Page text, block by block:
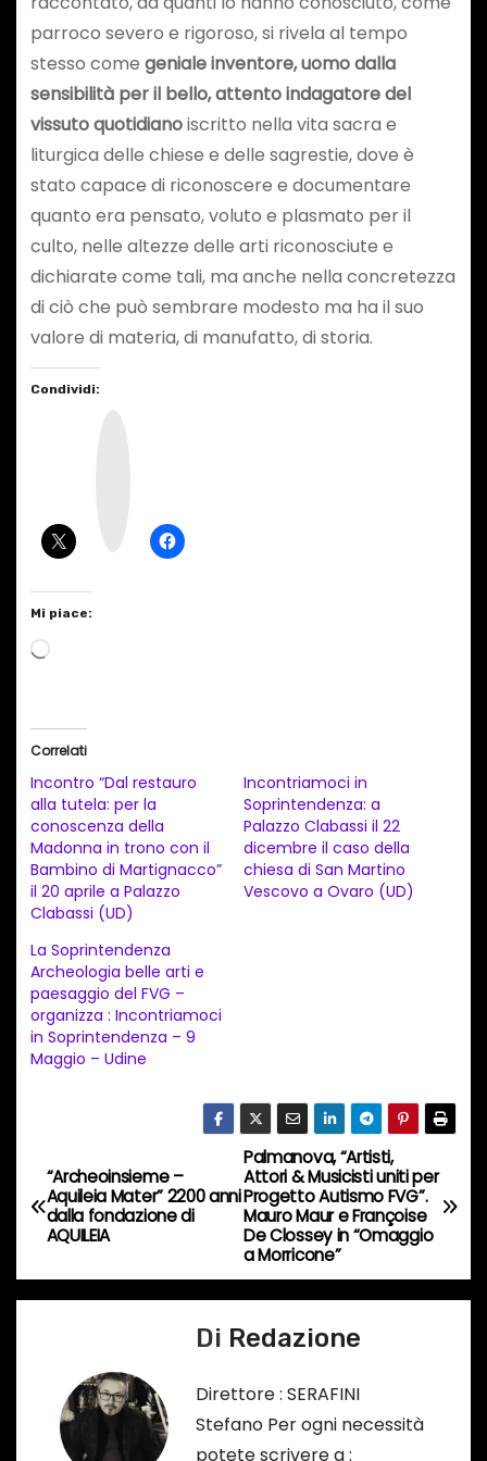
parroco severo e rigoroso, si rivela al tempo
stesso come geniale inventore, uomo dalla
sensibilità per il bello, attento indagatore del
vissuto quotidianoiscritto nella vita sacra e
liturgica delle chiese e delle sagrestie, dove è
stato capace di riconoscere e documentare
quanto era pensato, voluto e plasmato per il
culto, nelle altezze delle arti riconosciute e
dichiarate come tali, ma anche nella concretezza
di ciò che può sembrare modesto ma ha il suo
valore di materia, di manufatto, di storia.
Condividi:
Mi piace:
C
a
m
e
n
t
o
i
n
c
o
o
…
Correlati
Incontro “Dal restauro
alla tutela: per la
conoscenza della
Madonna in trono con il
Bambino di Martignacco”
il 20 aprile a Palazzo
Clabassi (UD)
Incontriamoci in
Soprintendenza: a
Palazzo Clabassi il 22
dicembre il caso della
chiesa di San Martino
Vescovo a Ovaro (UD)
La Soprintendenza
Archeologia belle arti e
paesaggio del FVG –
organizza : Incontriamoci
in Soprintendenza – 9
Maggio – Udine
N
a
i
Palmanova, “Artisti,
Attori & Musicisti uniti per
Progetto Autismo FVG”.
Mauro Maur e Françoise
De Clossey in “Omaggio
a Morricone”
“Archeoinsieme –
Aquileia Mater” 2200 anni
dalla fondazione di
AQUILEIA
Di Redazione
Direttore : SERAFINI
Stefano Per ogni necessità
potete scrivere a :